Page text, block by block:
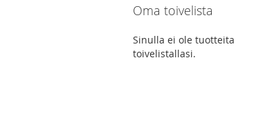
Skip
product
list
Oma toivelista
Sinulla ei ole tuotteita
toivelistallasi.